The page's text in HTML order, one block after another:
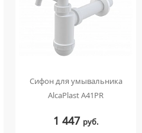
Сифон для умывальника
AlcaPlast A41PR
1 447 руб.